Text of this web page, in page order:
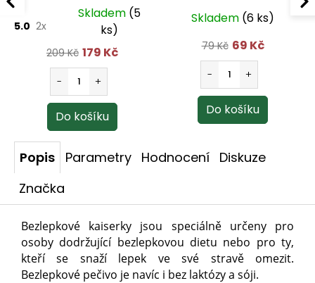
5.0 2x
Skladem (5
ks)
209 Kč 179 Kč
Skladem (6 ks)
79 Kč 69 Kč
Popis Parametry Hodnocení Diskuze
Značka
Bezlepkové kaiserky jsou speciálně určeny pro
osoby dodržující bezlepkovou dietu nebo pro ty,
kteří se snaží lepek ve své stravě omezit.
Bezlepkové pečivo je navíc i bez laktózy a sóji.